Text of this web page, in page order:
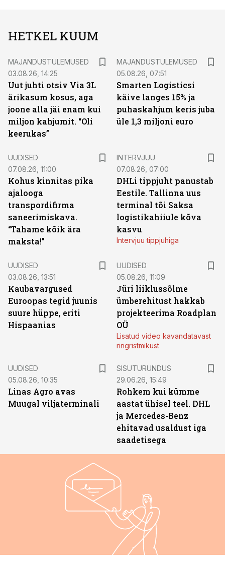
HETKEL KUUM
MAJANDUSTULEMUSED
03.08.26, 14:25
Uut juhti otsiv Via 3L
ärikasum kosus, aga
joone alla jäi enam kui
miljon kahjumit. “Oli
keerukas”
MAJANDUSTULEMUSED
05.08.26, 07:51
Smarten Logisticsi
käive langes 15% ja
puhaskahjum keris juba
üle 1,3 miljoni euro
UUDISED
07.08.26, 11:00
Kohus kinnitas pika
ajalooga
transpordifirma
saneerimiskava.
“Tahame kõik ära
maksta!”
INTERVJUU
07.08.26, 07:00
DHLi tippjuht panustab
Eestile. Tallinna uus
terminal tõi Saksa
logistikahiiule kõva
kasvu
Intervjuu tippjuhiga
UUDISED
03.08.26, 13:51
Kaubavargused
Euroopas tegid juunis
suure hüppe, eriti
Hispaanias
UUDISED
05.08.26, 11:09
Jüri liiklussõlme
ümberehitust hakkab
projekteerima Roadplan
OÜ
Lisatud video kavandatavast
ringristmikust
UUDISED
05.08.26, 10:35
Linas Agro avas
Muugal viljaterminali
SISUTURUNDUS
29.06.26, 15:49
Rohkem kui kümme
aastat ühisel teel. DHL
ja Mercedes-Benz
ehitavad usaldust iga
saadetisega